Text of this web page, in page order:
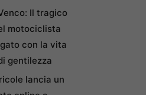
Il tragico
motociclista
con la vita
gentilezza
lancia un